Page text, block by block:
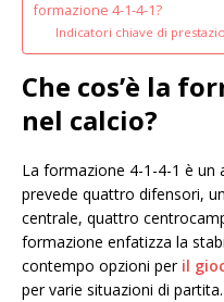
formazione 4-1-4-1?
Indicatori chiave di
Che cos’è la
nel calcio?
La formazione 4-1-4-1 è un
prevede quattro difensori,
centrale, quattro
formazione enfatizza la
contempo opzioni per il
per varie situazioni di partita.